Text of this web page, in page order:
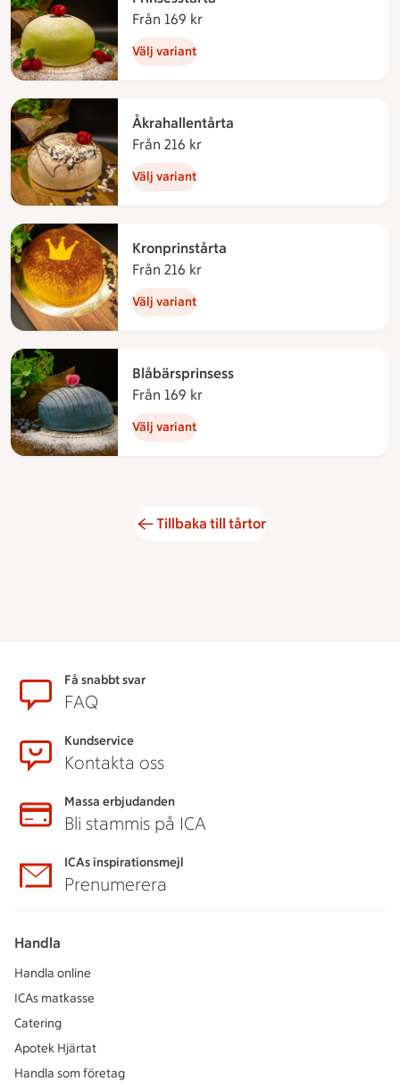
Från 169 kr
Välj variant
Åkrahallentårta
Från 216 kr
Välj variant
Kronprinstårta
Från 216 kr
Välj variant
Blåbärsprinsess
Från 169 kr
Välj variant
Tillbaka till tårtor
SidfotFå snabbt svar
FAQ
Kundservice
Kontakta oss
Massa erbjudanden
Bli stammis på ICA
ICAs inspirationsmejl
Prenumerera
Handla
Handla online
ICAs matkasse
Catering
Apotek Hjärtat
Handla som företag